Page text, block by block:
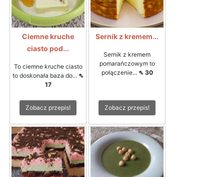
Ciemne kruche
ciasto pod...
To ciemne kruche ciasto
to doskonała baza do... ⇖
17
Zobacz przepis!
Sernik z kremem...
Sernik z kremem
pomarańczowym to
połączenie... ⇖ 30
Zobacz przepis!